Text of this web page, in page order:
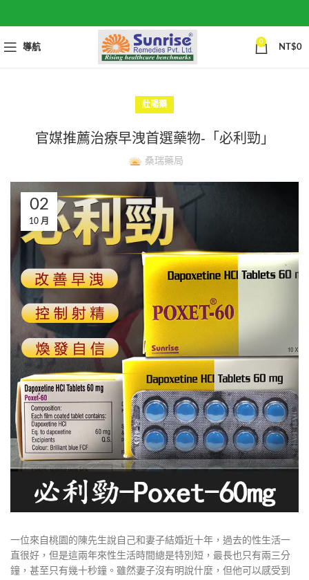
導航
0
NT$0
壯陽藥
官媒推薦治療早洩首選藥物-「必利勁」
桑瑞藥局
02
10 月
一位來自桃園的陳先生說自己和妻子結婚近十年，過去的性生活一
直很好，但是這兩年來性生活時間總是特別短，最長也只有兩三分
鐘，甚至只有幾十秒鐘。雖然妻子沒有明說什麼，但他可以感受到